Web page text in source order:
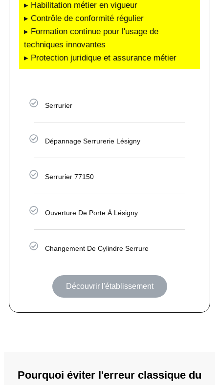
▸ Habilitation métier en vigueur
▸ Contrôle de conformité régulier
▸ Formation continue pour l'usage de
techniques innovantes
▸ Protection juridique et assurance métier
Serrurier
Dépannage Serrurerie Lésigny
Serrurier 77150
Ouverture De Porte À Lésigny
Changement De Cylindre Serrure
Découvrir l'établissement
Pourquoi éviter l'erreur classique du